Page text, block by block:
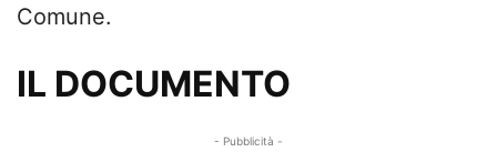
Comune.
IL DOCUMENTO
- Pubblicità -